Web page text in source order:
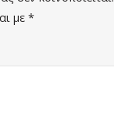
με *